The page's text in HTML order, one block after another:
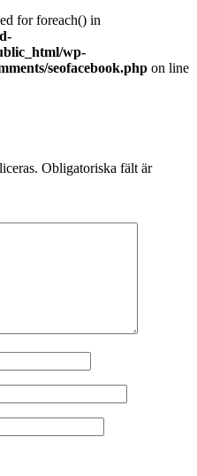
for foreach() in
wp-
seofacebook.php on line
Obligatoriska fält är